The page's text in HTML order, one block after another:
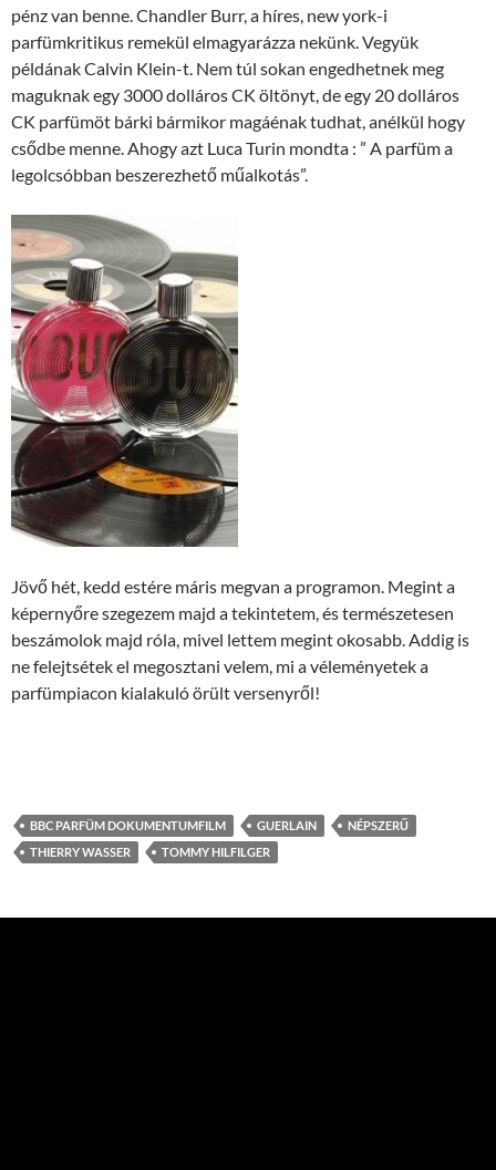
pénz van benne. Chandler Burr, a híres, new york-i
parfümkritikus remekül elmagyarázza nekünk. Vegyük
példának Calvin Klein-t. Nem túl sokan engedhetnek meg
maguknak egy 3000 dolláros CK öltönyt, de egy 20 dolláros
CK parfümöt bárki bármikor magáénak tudhat, anélkül hogy
csődbe menne. Ahogy azt Luca Turin mondta : ” A parfüm a
legolcsóbban beszerezhető műalkotás”.
Jövő hét, kedd estére máris megvan a programon. Megint a
képernyőre szegezem majd a tekintetem, és természetesen
beszámolok majd róla, mivel lettem megint okosabb. Addig is
ne felejtsétek el megosztani velem, mi a véleményetek a
parfümpiacon kialakuló örült versenyről!
BBC PARFÜM DOKUMENTUMFILM GUERLAIN
NÉPSZERŰ
THIERRY WASSER
TOMMY HILFILGER